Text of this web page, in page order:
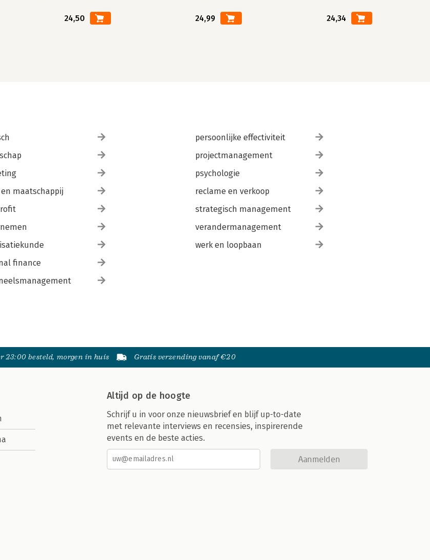
24,50 24,99 24,34
maatschappij
finance
persoonlijke effectiviteit
projectmanagement
psychologie
reclame en verkoop
strategisch management
verandermanagement
werk en loopbaan
23:00 besteld, morgen in huis Gratis verzending vanaf €20
Altijd op de hoogte
Schrijf u in voor onze nieuwsbrief en blijf up-to-date
met relevante interviews en recensies, inspirerende
events en de beste acties.
Aanmelden